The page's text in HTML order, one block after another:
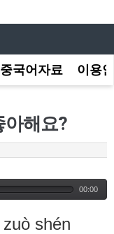
국어자료 이용
아해요?
00:00
shén